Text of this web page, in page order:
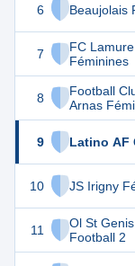
6 Beaujolais
7
FC
Féminines
8
Football
Arnas
9 Latino AF
10 JS Irigny
11
Ol St
Football 2